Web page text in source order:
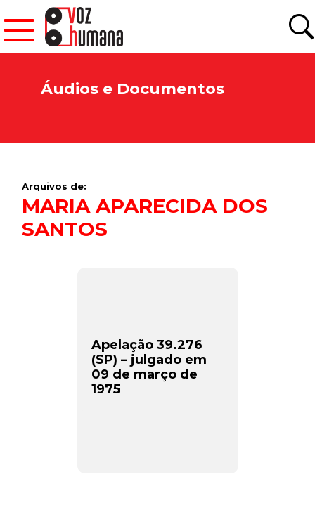
Áudios e Documentos
Arquivos de:
MARIA APARECIDA DOS
SANTOS
Apelação 39.276
(SP) – julgado em
09 de março de
1975